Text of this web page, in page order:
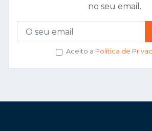
no seu email.
Aceito a Política de